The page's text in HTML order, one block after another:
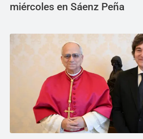
miércoles en Sáenz Peña